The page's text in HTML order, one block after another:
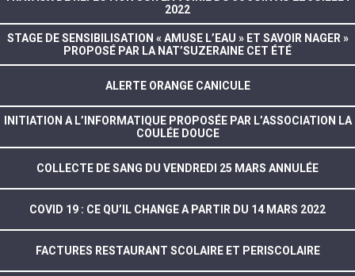
2022
STAGE DE SENSIBILISATION « AMUSE L’EAU » ET SAVOIR NAGER »
PROPOSÉ PAR LA NAT’SUZERAINE CET ÉTÉ
ALERTE ORANGE CANICULE
INITIATION A L’INFORMATIQUE PROPOSÉE PAR L’ASSOCIATION LA
COULÉE DOUCE
COLLECTE DE SANG DU VENDREDI 25 MARS ANNULÉE
COVID 19 : CE QU’IL CHANGE A PARTIR DU 14 MARS 2022
FACTURES RESTAURANT SCOLAIRE ET PERISCOLAIRE